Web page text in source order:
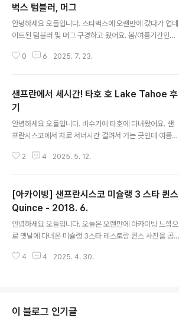
인기인가 보네요. 오른편 작은 상자가 18달러, 왼쪽 큰 상
자가 62달러에요.영양제 코너도 작게나마 있어요. GNC
제품도 있고 소소하게 프로모션도 하네요. lemme 라는
브랜드는 저도 처음보는데 두개에 45달러로 프로모션 가
격이고요. GNC women's ultra mega multivitamin 1
벅스 텀블러, 머그
안녕하세요 오들입니다. 스타벅스에 오랜만에 갔다가 업데
이트된 텀블러 및 머그 구경하고 왔어요. 봄/여름기간인데
무더기로 박힌 디자인이 유행하더니 올해는 극적으로 어른
돋보이는 Farm RIO라는 브라질 브랜드와의 협업상품도
보여요. 가격은 25달러(+세금)부터 시작이고요, 한화로
하면 3만4천원이 훌쩍 넘네요. 가끔 연말에 텀블러 세일을
하는 지점도 있긴 하던데 이번엔 세일하는 제품은 없었어
요. 결코 저렴한 가격은 아니지만 요즘 스탠리 오왈라 등 브
랜드 텀블러들이 고급, 고가로 출시되고 있어서 상대적으
0 6 2025. 7. 23.
샌프란에서 세시간! 타호 호 Lake Tahoe 후
기
안녕하세요 오들입니다. 비수기에 타호에 다녀왔어요. 샌
프란시스코에서 차로 서너시간 걸려서 가는 곳인데 여름에
하는 곳입니다. 그래서 성수기에 가면 숙박비가 당연히 천
전인 4월에 다녀왔고요, 액티비티 전혀 없이 맛집과 호수
구경만 목적으로 다녀왔음에도 만족도가 높아서 소개드려
요. 넉넉한 일정으로 샌프란시스코에 오신다면 2박 3일 일
정으로 추천드리고 싶은 곳입니다. 타호 호는 반이 네바다
희가 묵었던 숙소가 South Lake Tahoe 라는, 네바다에
2 4 2025. 5. 12.
[아카이빙] 샌프란시스코 미슐랭 3 스타 퀸스
Quince - 2018. 6.
안녕하세요 오들입니다. 오늘은 오랜만에 아카이빙 느낌으
로 옛날에 다녀온 미슐랭 3스타 레스토랑 퀸스 사진을 공
드리기 어렵지만 전체적은 느낌 및 인상 정도만 간단하게
어오고 있는데요, 최근 미국 뉴스에서 오바마 전 대통령이
방문했다는 사진이 돌면서 더더욱 유명해지고 있어요. 제
4 4 2025. 4. 30.
이 블로그 인기글